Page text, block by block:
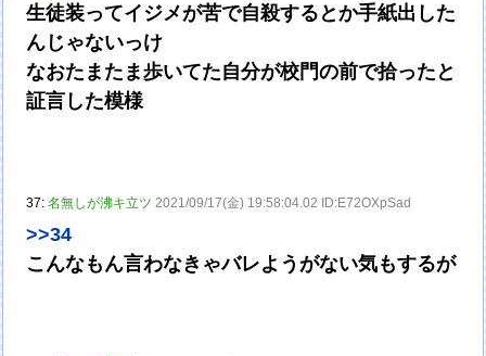
生徒装ってイジメが苦で自殺するとか手紙出した
んじゃないっけ
なおたまたま歩いてた自分が校門の前で拾ったと
証言した模様
37:名無しが沸キ立ツ 2021/09/17(金) 19:58:04.02 ID:E72OXpSad
>>34
こんなもん言わなきゃバレようがない気もするが